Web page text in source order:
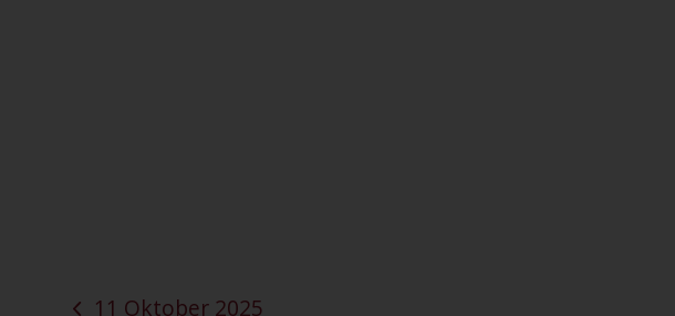
11 Oktober 2025